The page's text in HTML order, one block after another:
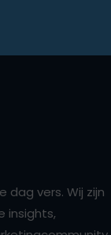
dag vers. Wij zijn
insights,